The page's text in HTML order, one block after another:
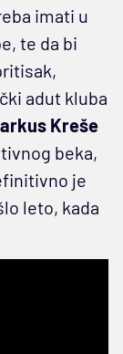
imati u
te da bi
adut kluba
Kreše
beka,
je
leto, kada